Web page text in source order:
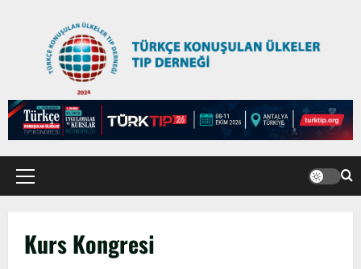
Kurs Kongresi
TÜRKTIP2026 DUYURU – Refakatçi Ön